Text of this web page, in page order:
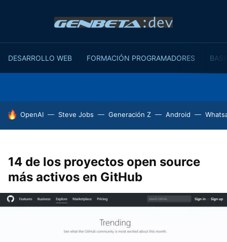
DESARROLLO WEB FORMACIÓN PROGRAMADORES
HOY SE HABLA DE
OpenAI Steve Jobs Generación Z Android
14 de los proyectos open source
más activos en GitHub